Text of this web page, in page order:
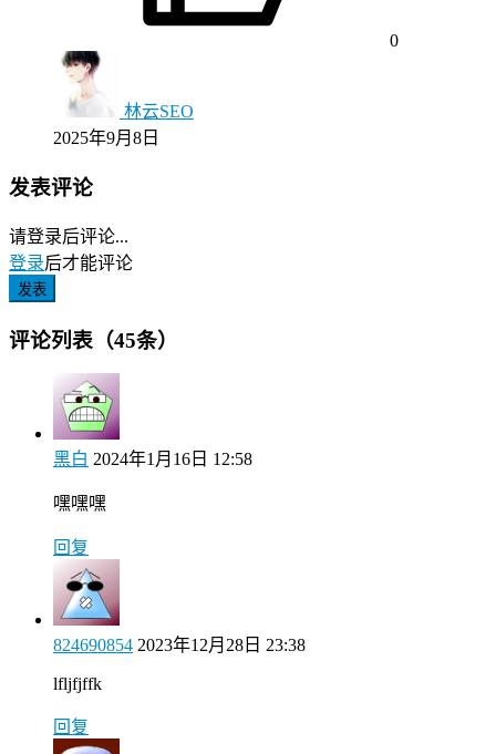
0
林云SEO
2025年9月8日
发表评论
请登录后评论...
登录后才能评论
发表
评论列表（45条）
黑白 2024年1月16日 12:58
嘿嘿嘿
回复
824690854 2023年12月28日 23:38
lfljfjffk
回复